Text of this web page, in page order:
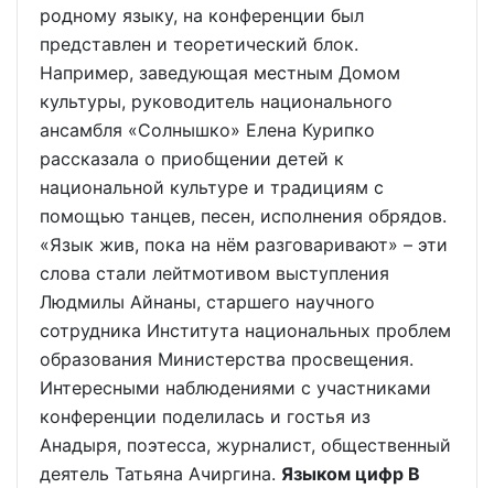
родному языку, на конференции был
представлен и теоретический блок.
Например, заведующая местным Домом
культуры, руководитель национального
ансамбля «Солнышко» Елена Курипко
рассказала о приобщении детей к
национальной культуре и традициям с
помощью танцев, песен, исполнения обрядов.
«Язык жив, пока на нём разговаривают» – эти
слова стали лейтмотивом выступления
Людмилы Айнаны, старшего научного
сотрудника Института национальных проблем
образования Министерства просвещения.
Интересными наблюдениями с участниками
конференции поделилась и гостья из
Анадыря, поэтесса, журналист, общественный
деятель Татьяна Ачиргина. Языком цифр В